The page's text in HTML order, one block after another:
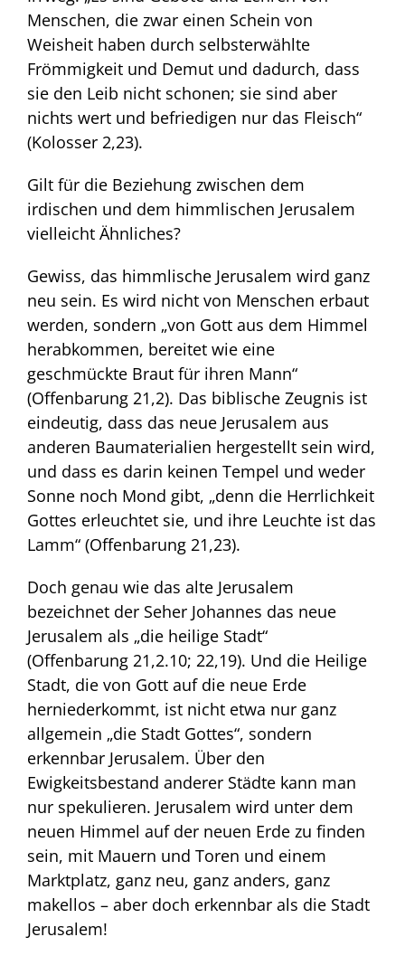
Menschen, die zwar einen Schein von
Weisheit haben durch selbsterwählte
Frömmigkeit und Demut und dadurch, dass
sie den Leib nicht schonen; sie sind aber
nichts wert und befriedigen nur das Fleisch“
(Kolosser 2,23).
Gilt für die Beziehung zwischen dem
irdischen und dem himmlischen Jerusalem
vielleicht Ähnliches?
Gewiss, das himmlische Jerusalem wird ganz
neu sein. Es wird nicht von Menschen erbaut
werden, sondern „von Gott aus dem Himmel
herabkommen, bereitet wie eine
geschmückte Braut für ihren Mann“
(Offenbarung 21,2). Das biblische Zeugnis ist
eindeutig, dass das neue Jerusalem aus
anderen Baumaterialien hergestellt sein wird,
und dass es darin keinen Tempel und weder
Sonne noch Mond gibt, „denn die Herrlichkeit
Gottes erleuchtet sie, und ihre Leuchte ist das
Lamm“ (Offenbarung 21,23).
Doch genau wie das alte Jerusalem
bezeichnet der Seher Johannes das neue
Jerusalem als „die heilige Stadt“
(Offenbarung 21,2.10; 22,19). Und die Heilige
Stadt, die von Gott auf die neue Erde
herniederkommt, ist nicht etwa nur ganz
allgemein „die Stadt Gottes“, sondern
erkennbar Jerusalem. Über den
Ewigkeitsbestand anderer Städte kann man
nur spekulieren. Jerusalem wird unter dem
neuen Himmel auf der neuen Erde zu finden
sein, mit Mauern und Toren und einem
Marktplatz, ganz neu, ganz anders, ganz
makellos – aber doch erkennbar als die Stadt
Jerusalem!